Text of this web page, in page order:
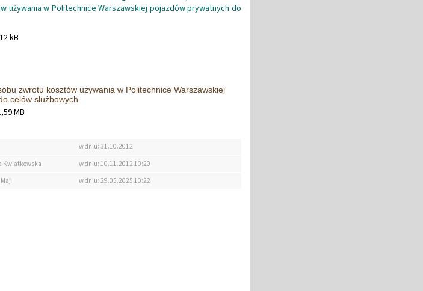
używania w Politechnice Warszawskiej pojazdów prywatnych do
kB
zwrotu kosztów używania w Politechnice Warszawskiej
celów służbowych
MB
w dniu: 31.10.2012
Kwiatkowska
w dniu: 10.11.2012 10:20
w dniu: 29.05.2025 10:22